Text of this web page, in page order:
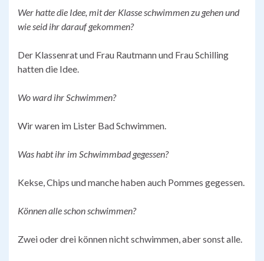
Wer hatte die Idee, mit der Klasse schwimmen zu gehenund
wie seid ihr darauf gekommen?
Der Klassenrat und Frau Rautmann und Frau Schilling
hatten die Idee.
Wo ward ihr Schwimmen?
Wir waren im Lister Bad Schwimmen.
Was habt ihr im Schwimmbadgegessen?
Kekse, Chips und manche haben auch Pommes gegessen.
Können alleschonschwimmen?
Zwei oder drei können nicht schwimmen, aber sonst alle.